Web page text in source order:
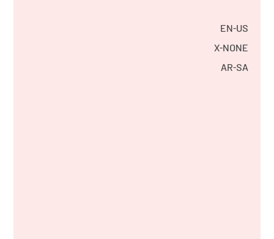
EN-US
X-NONE
AR-SA